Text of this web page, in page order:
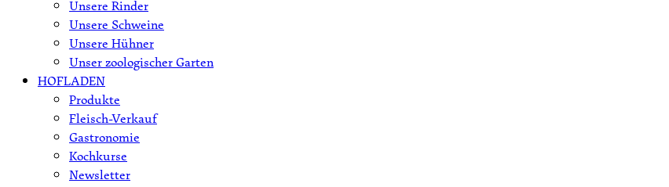
Unsere Rinder
Unsere Schweine
Unsere Hühner
Unser zoologischer Garten
HOFLADEN
Produkte
Fleisch-Verkauf
Gastronomie
Kochkurse
Newsletter